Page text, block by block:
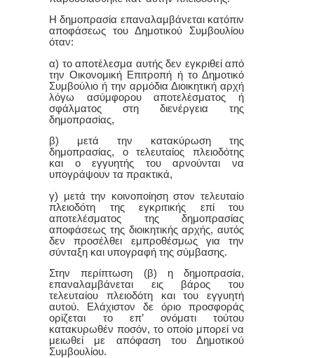
Η δημοπρασία επαναλαμβάνεται κατόπιν
αποφάσεως του Δημοτικού Συμβουλίου
όταν:
α) το αποτέλεσμα αυτής δεν εγκριθεί από
την Οικονομική Επιτροπή ή το Δημοτικό
Συμβούλιο ή την αρμόδια Διοικητική αρχή
λόγω ασύμφορου αποτελέσματος ή
σφάλματος στη διενέργεια της
δημοπρασίας,
β) μετά την κατακύρωση της
δημοπρασίας, ο τελευταίος πλειοδότης
και ο εγγυητής του αρνούνται να
υπογράψουν τα πρακτικά,
γ) μετά την κοινοποίηση στον τελευταίο
πλειοδότη της εγκριτικής επί του
αποτελέσματος της δημοπρασίας
αποφάσεως της διοικητικής αρχής, αυτός
δεν προσέλθει εμπροθέσμως για την
σύνταξη και υπογραφή της σύμβασης.
Στην περίπτωση (β) η δημοπρασία,
επαναλαμβάνεται εις βάρος του
τελευταίου πλειοδότη και του εγγυητή
αυτού. Ελάχιστον δε όριο προσφοράς
ορίζεται το επ’ ονόματι τούτου
κατακυρωθέν ποσόν, το οποίο μπορεί να
μειωθεί με απόφαση του Δημοτικού
Συμβουλίου.